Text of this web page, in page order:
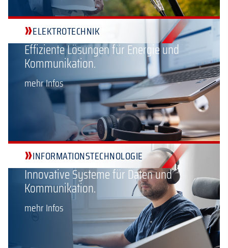
»ELEKTROTECHNIK
Effiziente Lösungen für Energie und
Kommunikation.
mehr Infos
»INFORMATIONSTECHNOLOGIE
Innovative Systeme für Daten und
Kommunikation.
mehr Infos